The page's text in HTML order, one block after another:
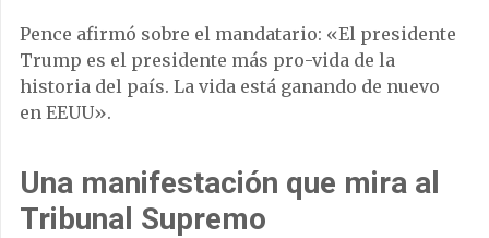
Pence afirmó sobre el mandatario: «El presidente
Trump es el presidente más pro-vida de la
historia del país. La vida está ganando de nuevo
en EEUU».
Una manifestación que mira al
Tribunal Supremo